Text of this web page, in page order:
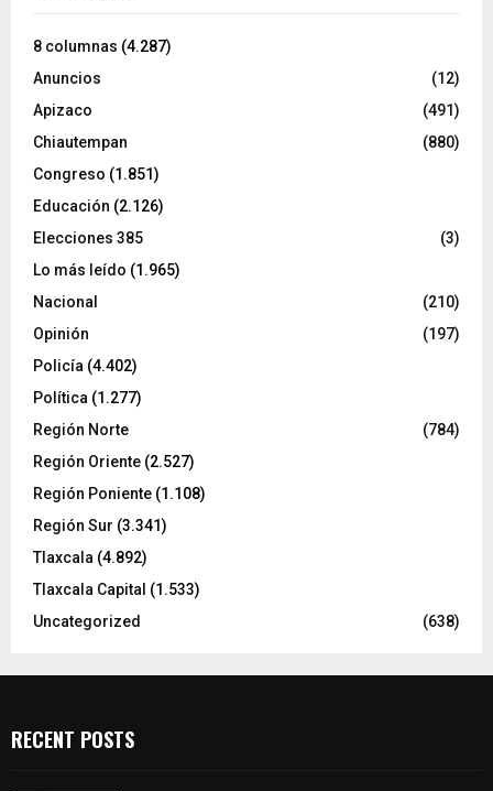
8 columnas (4.287)
Anuncios
(12)
Apizaco
(491)
Chiautempan
(880)
Congreso (1.851)
Educación (2.126)
Elecciones 385
(3)
Lo más leído (1.965)
Nacional
(210)
Opinión
(197)
Policía (4.402)
Política (1.277)
Región Norte
(784)
Región Oriente (2.527)
Región Poniente (1.108)
Región Sur (3.341)
Tlaxcala (4.892)
Tlaxcala Capital (1.533)
Uncategorized
(638)
RECENT POSTS